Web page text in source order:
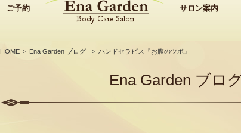
ご予約 サロン案内
Ena Garden ブロ
HOME Ena Garden ブログ ハンドセラピス『お腹のツボ』